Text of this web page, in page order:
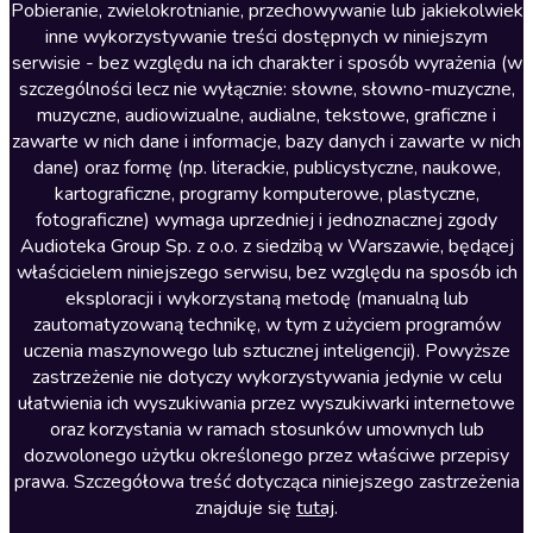
Literatura anglojęzyczna
Literatura faktu
Literatura obyczajowa
Literatura piękna obca
Literatura piękna polska
Nagrania relaksacyjne
Nauka języków
Nauki humanistyczne
Podcasty i audycje
Polityka
Prasa
Religia
Romans
Pobieranie, zwielokrotnianie, przechowywanie lub jakiekolwiek
inne wykorzystywanie treści dostępnych w niniejszym
serwisie - bez względu na ich charakter i sposób wyrażenia (w
szczególności lecz nie wyłącznie: słowne, słowno-muzyczne,
muzyczne, audiowizualne, audialne, tekstowe, graficzne i
zawarte w nich dane i informacje, bazy danych i zawarte w nich
dane) oraz formę (np. literackie, publicystyczne, naukowe,
kartograficzne, programy komputerowe, plastyczne,
fotograficzne) wymaga uprzedniej i jednoznacznej zgody
Audioteka Group Sp. z o.o. z siedzibą w Warszawie, będącej
właścicielem niniejszego serwisu, bez względu na sposób ich
eksploracji i wykorzystaną metodę (manualną lub
zautomatyzowaną technikę, w tym z użyciem programów
uczenia maszynowego lub sztucznej inteligencji). Powyższe
zastrzeżenie nie dotyczy wykorzystywania jedynie w celu
ułatwienia ich wyszukiwania przez wyszukiwarki internetowe
oraz korzystania w ramach stosunków umownych lub
dozwolonego użytku określonego przez właściwe przepisy
prawa. Szczegółowa treść dotycząca niniejszego zastrzeżenia
znajduje się tutaj.